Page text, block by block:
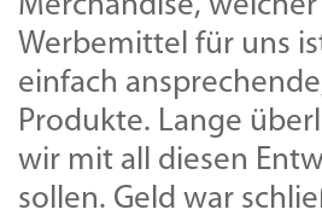
Merchandise,
Werbemittel für uns
einfach
Produkte. Lange
wir mit all diesen
sollen. Geld war